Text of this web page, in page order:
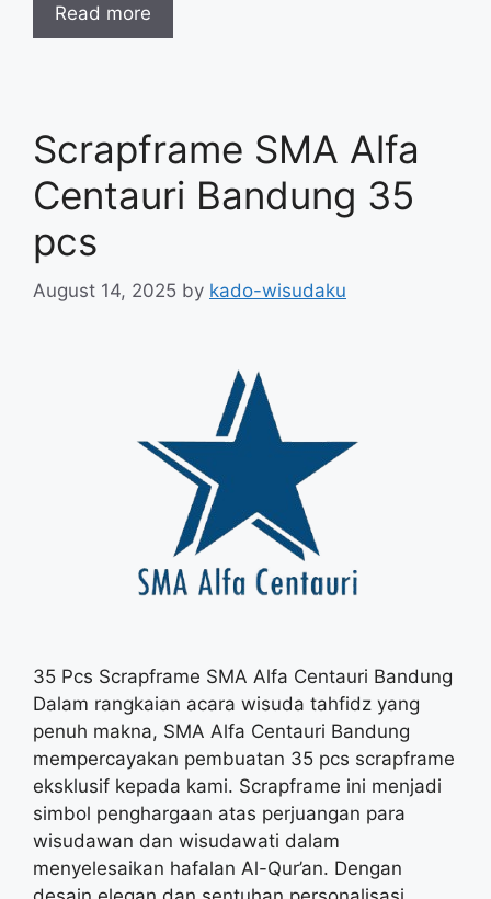
Read more
Scrapframe SMA Alfa
Centauri Bandung 35
pcs
August 14, 2025 by kado-wisudaku
35 Pcs Scrapframe SMA Alfa Centauri Bandung
Dalam rangkaian acara wisuda tahfidz yang
penuh makna, SMA Alfa Centauri Bandung
mempercayakan pembuatan 35 pcs scrapframe
eksklusif kepada kami. Scrapframe ini menjadi
simbol penghargaan atas perjuangan para
wisudawan dan wisudawati dalam
menyelesaikan hafalan Al-Qur’an. Dengan